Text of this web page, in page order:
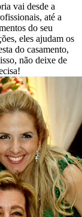
vai desde a
até a
do seu
eles ajudam os
do casamento,
não deixe de